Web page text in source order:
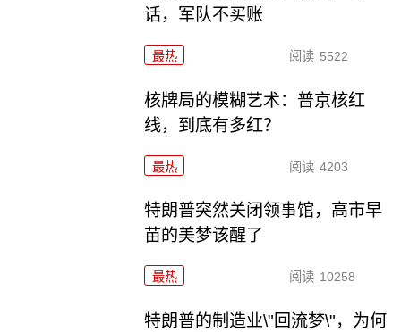
话，军队不买账
最热 阅读 5522
核牌局的模糊艺术：普京核红
线，到底有多红？
最热 阅读 4203
特朗普突然关闭领事馆，高市早
苗的美梦该醒了
最热 阅读 10258
特朗普的制造业\"回流梦\"，为何